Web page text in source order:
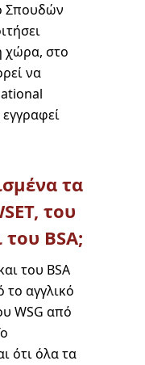
Σπουδών
χώρα, στο
να
τα
του
του BSA;
του BSA
το αγγλικό
WSG από
ότι όλα τα